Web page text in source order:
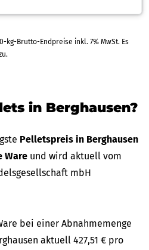
Endpreise inkl. 7% MwSt. Es
hinzu.
in Berghausen?
Pelletspreis in Berghausen
Ware und wird aktuell vom
mbH
bei einer Abnahmemenge
aktuell 427,51 € pro